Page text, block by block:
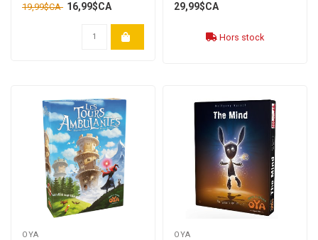
19,99$CA 16,99$CA 29,99$CA
Hors stock
OYA OYA